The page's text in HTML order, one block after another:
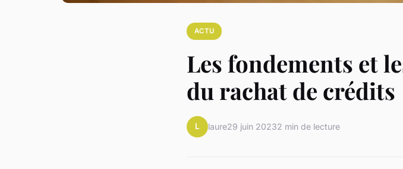
ACTU
Les fondements et
du rachat de crédits
L laure29 juin 20232 min de lecture